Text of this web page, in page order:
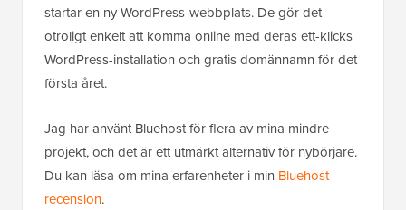
startar en ny WordPress-webbplats. De gör det
otroligt enkelt att komma online med deras ett-klicks
WordPress-installation och gratis domännamn för det
första året.
Jag har använt Bluehost för flera av mina mindre
projekt, och det är ett utmärkt alternativ för nybörjare.
Du kan läsa om mina erfarenheter i min Bluehost-
recension.